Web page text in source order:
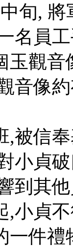
旬,
名員
玉觀
音像
,被信
小貞
到其
,小貞
一件